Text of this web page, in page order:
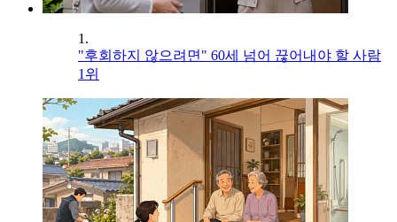
1.
"후회하지 않으려면" 60세 넘어 끊어내야 할 사람
1위